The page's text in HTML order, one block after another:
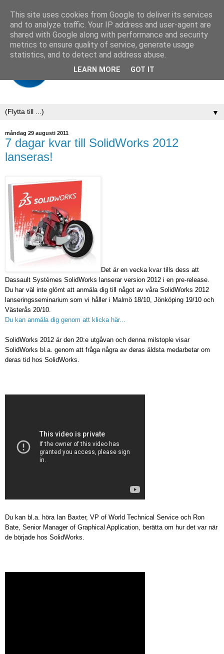
▼
måndag 29 augusti 2011
7 dagar kvar till SolidWorks 2012
lanseras!
Det är en vecka kvar tills dess att
Dassault Systèmes SolidWorks lanserar version 2012 i en pre-release.
Du har väl inte glömt att anmäla dig till något av våra SolidWorks 2012
lanseringsseminarium som vi håller i Malmö 18/10, Jönköping 19/10 och
Västerås 20/10.
Du kan anmäla dig genom att klicka här...
SolidWorks 2012 är den 20:e utgåvan och denna milstople visar
SolidWorks bl.a. genom att fråga några av deras äldsta medarbetar om
deras tid hos SolidWorks.
Du kan bl.a. höra Ian Baxter, VP of World Technical Service och Ron
Bate, Senior Manager of Graphical Application, berätta om hur det var när
de började hos SolidWorks.
This site uses cookies from Google to deliver its services
and to analyze traffic. Your IP address and user-agent are
shared with Google along with performance and security
metrics to ensure quality of service, generate usage
statistics, and to detect and address abuse.
LEARN MORE GOT IT